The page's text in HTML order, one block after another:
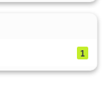
1